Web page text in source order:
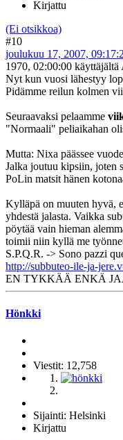
Kirjattu
(Ei otsikkoa)
#10
joulukuu 17, 2007,
1970, 02:00:00 käyttäjältä
Nyt kun vuosi lähestyy
Pidämme reilun kolmen
Seuraavaksi pelaamme
"Normaali" peliaikahan
Mutta: Nixa päässee
Jalka joutuu kipsiin, joten
PoLin matsit hänen
Kylläpä on muuten hyvä,
yhdestä jalasta. Vaikka
pöytää vain hieman
toimii niin kyllä me
S.P.Q.R. -> Sono pazzi
http://subbuteo-ile-ja-
EN TYKKÄÄ ENKÄ
Hönkki
Viestit: 12,758
Sijainti: Helsinki
Kirjattu